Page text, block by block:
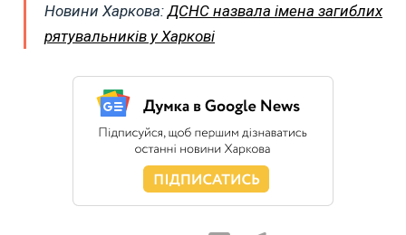
Новини Харкова: ДСНС назвала імена загиблих
рятувальників у Харкові